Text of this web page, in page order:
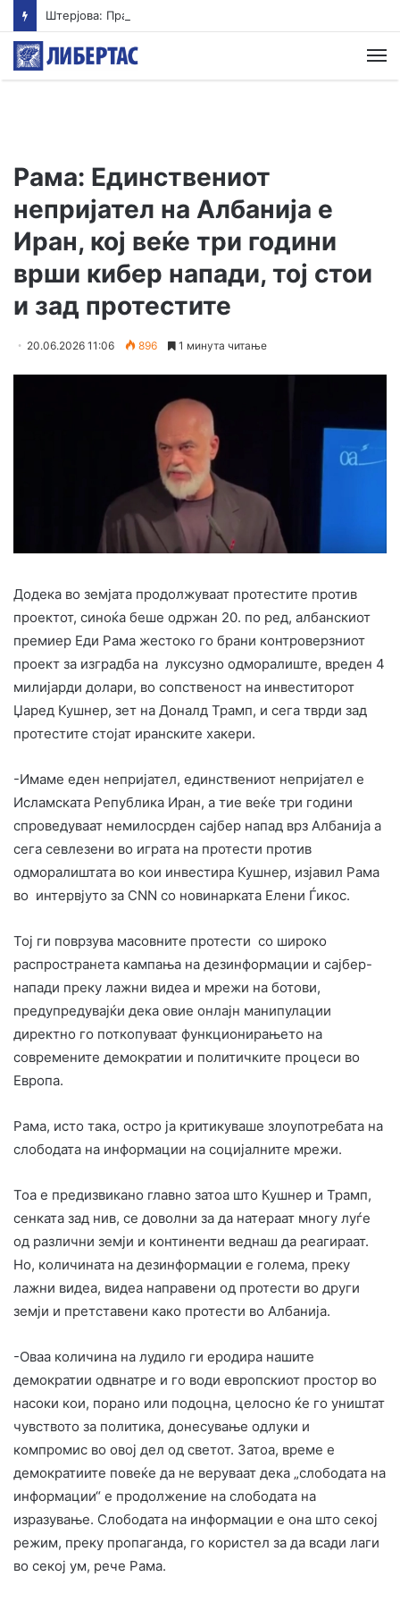
Рама: Единствениот
непријател на Албанија е
Иран, кој веќе три години
врши кибер напади, тој стои
и зад протестите
20.06.2026 11:06 896 1 минута читање
Додека во земјата продолжуваат протестите против
проектот, синоќа беше одржан 20. по ред, албанскиот
премиер Еди Рама жестоко го брани контроверзниот
проект за изградба на луксузно одморалиште, вреден 4
милијарди долари, во сопственост на инвеститорот
Џаред Кушнер, зет на Доналд Трамп, и сега тврди зад
протестите стојат иранските хакери.
-Имаме еден непријател, единствениот непријател е
Исламската Република Иран, а тие веќе три години
спроведуваат немилосрден сајбер напад врз Албанија а
сега севлезени во играта на протести против
одморалиштата во кои инвестира Кушнер, изјавил Рама
во интервјуто за CNN со новинарката Елени Ѓикос.
Тој ги поврзува масовните протести со широко
распространета кампања на дезинформации и сајбер-
напади преку лажни видеа и мрежи на ботови,
предупредувајќи дека овие онлајн манипулации
директно го поткопуваат функционирањето на
современите демократии и политичките процеси во
Европа.
Рама, исто така, остро ја критикуваше злоупотребата на
слободата на информации на социјалните мрежи.
Тоа е предизвикано главно затоа што Кушнер и Трамп,
сенката зад нив, се доволни за да натераат многу луѓе
од различни земји и континенти веднаш да реагираат.
Но, количината на дезинформации е голема, преку
лажни видеа, видеа направени од протести во други
земји и претставени како протести во Албанија.
-Оваа количина на лудило ги еродира нашите
демократии одвнатре и го води европскиот простор во
насоки кои, порано или подоцна, целосно ќе го уништат
чувството за политика, донесување одлуки и
компромис во овој дел од светот. Затоа, време е
демократиите повеќе да не веруваат дека „слободата на
информации“ е продолжение на слободата на
изразување. Слободата на информации е она што секој
режим, преку пропаганда, го користел за да всади лаги
во секој ум, рече Рама.